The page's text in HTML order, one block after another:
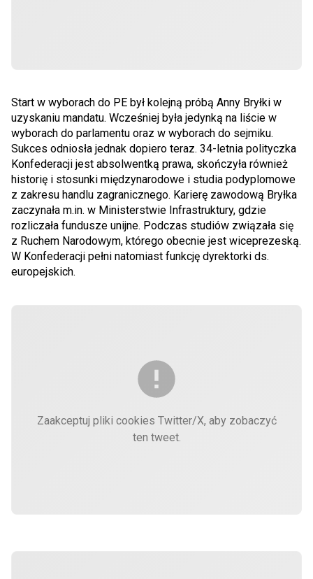
Start w wyborach do PE był kolejną próbą Anny Bryłki w
uzyskaniu mandatu. Wcześniej była jedynką na liście w
wyborach do parlamentu oraz w wyborach do sejmiku.
Sukces odniosła jednak dopiero teraz. 34-letnia polityczka
Konfederacji jest absolwentką prawa, skończyła również
historię i stosunki międzynarodowe i studia podyplomowe
z zakresu handlu zagranicznego. Karierę zawodową Bryłka
zaczynała m.in. w Ministerstwie Infrastruktury, gdzie
rozliczała fundusze unijne. Podczas studiów związała się
z Ruchem Narodowym, którego obecnie jest wiceprezeską.
W Konfederacji pełni natomiast funkcję dyrektorki ds.
europejskich.
Zaakceptuj pliki cookies Twitter/X, aby zobaczyć
ten tweet.